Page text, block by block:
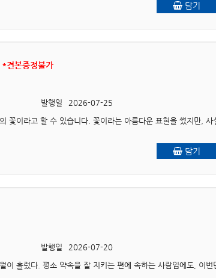
담기
*견본증정불가
발행일
2026-07-25
담기
발행일
2026-07-20